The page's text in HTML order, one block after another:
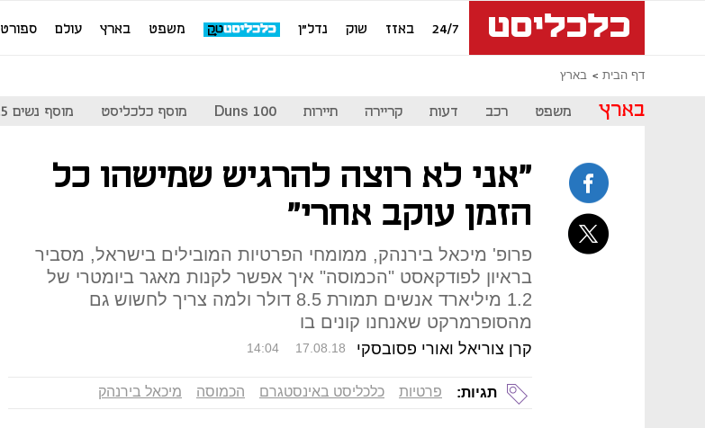
24/7 באזז שוק נדל"ן משפט בארץ עולם ספורט
דף הבית בארץ
בארץ משפט רכב דעות קריירה תיירות Duns 100 מוסף כלכליסט מוסף נשים 2025
"אני לא רוצה להרגיש שמישהו כל
הזמן עוקב אחרי"
פרופ' מיכאל בירנהק, ממומחי הפרטיות המובילים בישראל, מסביר
בראיון לפודקאסט "הכמוסה" איך אפשר לקנות מאגר ביומטרי של
1.2 מיליארד אנשים תמורת 8.5 דולר ולמה צריך לחשוש גם
מהסופרמרקט שאנחנו קונים בו
קרן צוריאל ואורי פסובסקי 14:04 17.08.18
תגיות: פרטיות כלכליסט באינסטגרם הכמוסה מיכאל בירנהק